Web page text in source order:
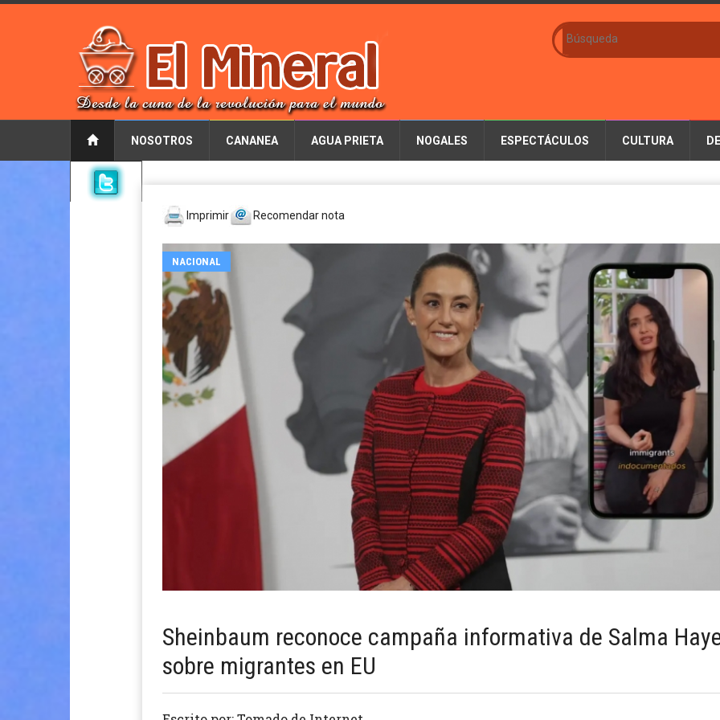
NOSOTROS CANANEA AGUA PRIETA NOGALES ESPECTÁCULOS CULTURA
Imprimir Recomendar nota
NACIONAL
Sheinbaum reconoce campaña informativa de Salma
sobre migrantes en EU